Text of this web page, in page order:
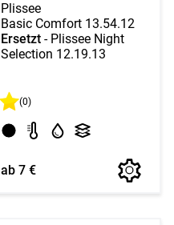
Plissee
Basic Comfort 13.54.12
Ersetzt - Plissee Night
Selection 12.19.13
(0)
ab 7 €